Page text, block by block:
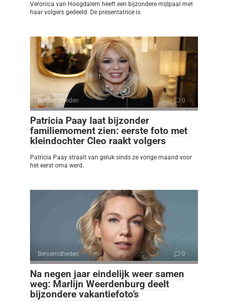
Veronica van Hoogdalem heeft een bijzondere mijlpaal met
haar volgers gedeeld. De presentatrice is
Beroemdheden 0
Patricia Paay laat bijzonder
familiemoment zien: eerste foto met
kleindochter Cleo raakt volgers
Patricia Paay straalt van geluk sinds ze vorige maand voor
het eerst oma werd.
Beroemdheden 0
Na negen jaar eindelijk weer samen
weg: Marlijn Weerdenburg deelt
bijzondere vakantiefoto’s